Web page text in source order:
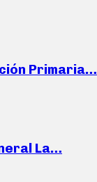
Primaria…
La…